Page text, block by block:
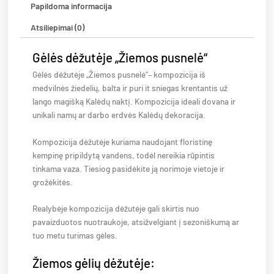
Papildoma informacija
Atsiliepimai (0)
Gėlės dėžutėje „Žiemos pusnelė“
Gėlės dėžutėje „Žiemos pusnelė“– kompozicija iš
medvilnės žiedelių, balta ir puri it sniegas krentantis už
lango magišką Kalėdų naktį. Kompozicija ideali dovana ir
unikali namų ar darbo erdvės Kalėdų dekoracija.
Kompozicija dėžutėje kuriama naudojant floristinę
kempinę pripildytą vandens, todėl nereikia rūpintis
tinkama vaza. Tiesiog pasidėkite ją norimoje vietoje ir
grožėkitės.
Realybėje kompozicija dėžutėje gali skirtis nuo
pavaizduotos nuotraukoje, atsižvelgiant į sezoniškumą ar
tuo metu turimas gėles.
Žiemos gėlių dėžutėje: